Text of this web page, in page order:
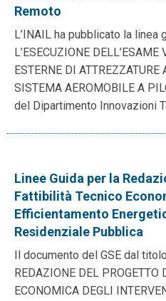
Remoto
L’INAIL ha pubblicato la linea
L’ESECUZIONE
ESTERNE DI
SISTEMA AEROMOBILE A
del Dipartimento Innovazioni
Linee Guida per la
Fattibilità Tecnico
Efficientamento
Residenziale Pubblica
Il documento del GSE dal
REDAZIONE DEL PROGETTO
ECONOMICA DEGLI